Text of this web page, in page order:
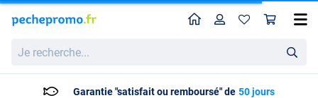
recherche...
HomeProfil
Garantie "satisfait ou remboursé" de 50 jours
Momoi PE Ryujin (plusieurs options)